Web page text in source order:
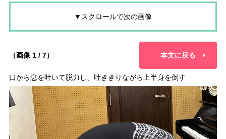
▼スクロールで次の画像
（画像 1 / 7） 本文に戻る
口から息を吐いて脱力し、吐ききりながら上半身を倒す